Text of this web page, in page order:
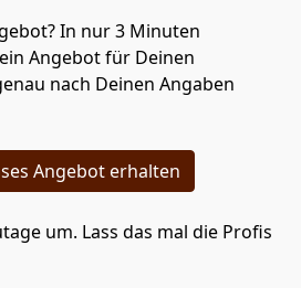
In nur 3 Minuten
Angebot für Deinen
nach Deinen Angaben
Angebot erhalten
um. Lass das mal die Profis